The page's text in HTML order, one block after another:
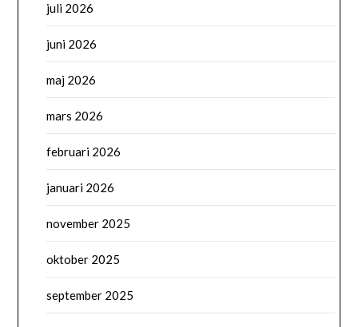
juli 2026
juni 2026
maj 2026
mars 2026
februari 2026
januari 2026
november 2025
oktober 2025
september 2025